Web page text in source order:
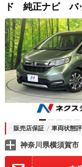
ド 純正ナビ バ
ルーズ 禁煙車
ンサー スマー
ライト
販売店保証 車両状態
神奈川県横須賀市